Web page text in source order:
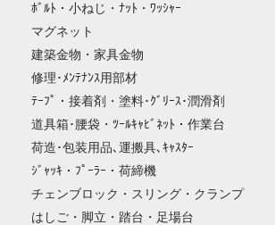
ﾎﾞﾙﾄ・小ねじ・ﾅｯﾄ・ﾜｯｼｬｰ
マグネット
建築金物・家具金物
修理･ﾒﾝﾃﾅﾝｽ用部材
ﾃｰﾌﾟ・接着剤・塗料･ｸﾞﾘｰｽ･潤滑剤
道具箱･腰袋・ﾂｰﾙｷｬﾋﾞﾈｯﾄ・作業台
荷造･包装用品､運搬具､ｷｬｽﾀｰ
ｼﾞｬｯｷ・ﾌﾟｰﾗｰ・荷締機
チェンブロック・スリング・クランプ
はしご・脚立・踏台・足場台